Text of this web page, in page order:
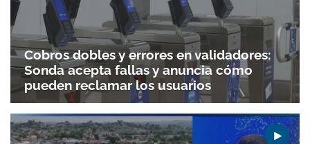
Cobros dobles y errores en validadores:
Sonda acepta fallas y anuncia cómo
pueden reclamar los usuarios